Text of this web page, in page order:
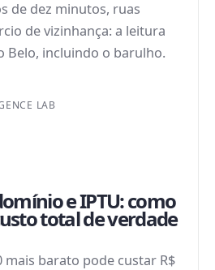
de dez minutos, ruas
de vizinhança: a leitura
Belo, incluindo o barulho.
LAB
e IPTU: como
total de verdade
mais barato pode custar R$